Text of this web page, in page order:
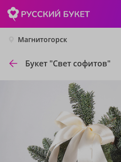
Магнитогорск
Букет "Свет софитов"